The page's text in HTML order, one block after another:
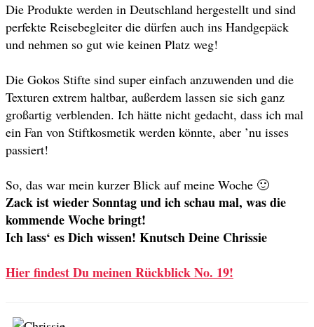
Die Produkte werden in Deutschland hergestellt und sind
perfekte Reisebegleiter die dürfen auch ins Handgepäck
und nehmen so gut wie keinen Platz weg!
Die Gokos Stifte sind super einfach anzuwenden und die
Texturen extrem haltbar, außerdem lassen sie sich ganz
großartig verblenden. Ich hätte nicht gedacht, dass ich mal
ein Fan von Stiftkosmetik werden könnte, aber ’nu isses
passiert!
So, das war mein kurzer Blick auf meine Woche 🙂
Zack ist wieder Sonntag und ich schau mal, was die
kommende Woche bringt!
Ich lass‘ es Dich wissen! Knutsch Deine Chrissie
Hier findest Du meinen Rückblick No. 19!